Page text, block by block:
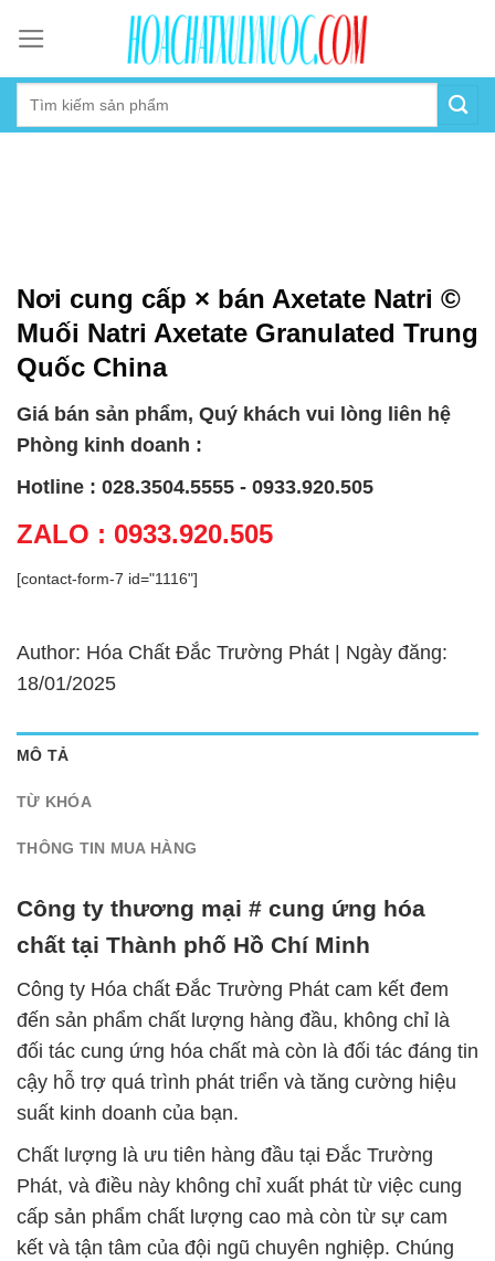
content
Nơi cung cấp × bán Axetate Natri ©
Muối Natri Axetate Granulated Trung
Quốc China
Giá bán sản phẩm, Quý khách vui lòng liên hệ
Phòng kinh doanh :
Hotline : 028.3504.5555 - 0933.920.505
ZALO : 0933.920.505
[contact-form-7 id="1116"]
Author: Hóa Chất Đắc Trường Phát | Ngày đăng:
18/01/2025
MÔ TẢ
TỪ KHÓA
THÔNG TIN MUA HÀNG
Công ty thương mại # cung ứng hóa
chất tại Thành phố Hồ Chí Minh
Công ty Hóa chất Đắc Trường Phát cam kết đem
đến sản phẩm chất lượng hàng đầu, không chỉ là
đối tác cung ứng hóa chất mà còn là đối tác đáng tin
cậy hỗ trợ quá trình phát triển và tăng cường hiệu
suất kinh doanh của bạn.
Chất lượng là ưu tiên hàng đầu tại Đắc Trường
Phát, và điều này không chỉ xuất phát từ việc cung
cấp sản phẩm chất lượng cao mà còn từ sự cam
kết và tận tâm của đội ngũ chuyên nghiệp. Chúng